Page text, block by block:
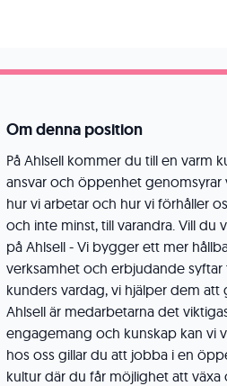
Om denna position
På Ahlsell kommer du till en varm
ansvar och öppenhet genomsyrar
hur vi arbetar och hur vi förhåller
och inte minst, till varandra. Vill du
på Ahlsell - Vi bygger ett mer
verksamhet och erbjudande syftar
kunders vardag, vi hjälper dem att
Ahlsell är medarbetarna det
engagemang och kunskap kan vi
hos oss gillar du att jobba i en
kultur där du får möjlighet att växa